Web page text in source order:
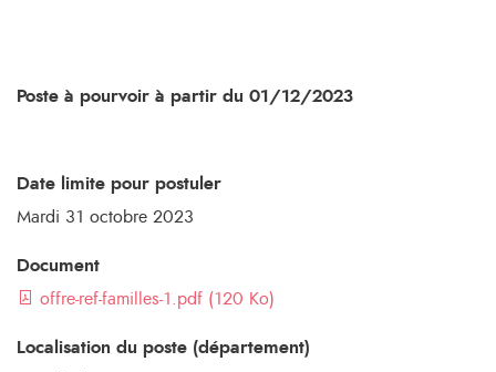
Poste à pourvoir à partir du 01/12/2023
Date limite pour postuler
Mardi 31 octobre 2023
Document
offre-ref-familles-1.pdf (120 Ko)
Localisation du poste (département)